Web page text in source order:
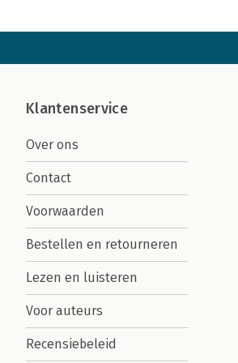
Klantenservice
Over ons
Contact
Voorwaarden
Bestellen en retourneren
Lezen en luisteren
Voor auteurs
Recensiebeleid